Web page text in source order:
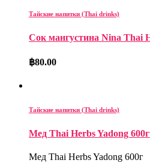
Тайские напитки (Thai drinks)
Сок мангустина Nina Thai
฿80.00
Тайские напитки (Thai drinks)
Мед Thai Herbs Yadong
Мед Thai Herbs Yadong 600г